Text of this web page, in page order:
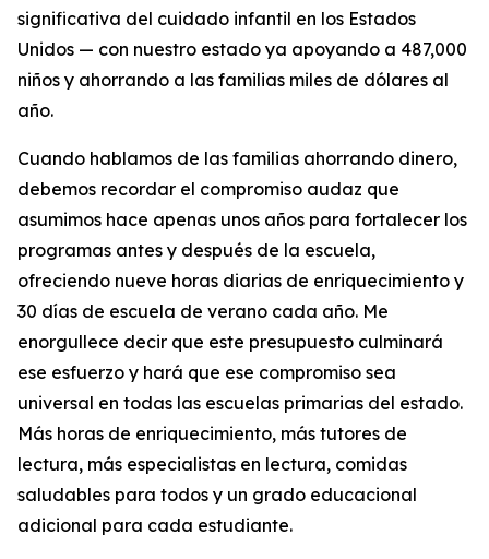
significativa del cuidado infantil en los Estados
Unidos — con nuestro estado ya apoyando a 487,000
niños y ahorrando a las familias miles de dólares al
año.
Cuando hablamos de las familias ahorrando dinero,
debemos recordar el compromiso audaz que
asumimos hace apenas unos años para fortalecer los
programas antes y después de la escuela,
ofreciendo nueve horas diarias de enriquecimiento y
30 días de escuela de verano cada año. Me
enorgullece decir que este presupuesto culminará
ese esfuerzo y hará que ese compromiso sea
universal en todas las escuelas primarias del estado.
Más horas de enriquecimiento, más tutores de
lectura, más especialistas en lectura, comidas
saludables para todos y un grado educacional
adicional para cada estudiante.